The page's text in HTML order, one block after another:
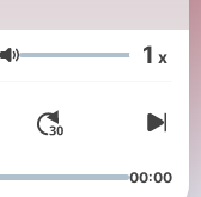
clave de la
sobre su
separando mito
Volumen 1 x
00:00